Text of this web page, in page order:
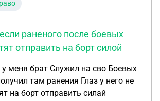
действия:** * Я
прав потребителей»**. * **П. 1
вправе при обнаружении
уплаченной суммы. * **П. 5
качества или экспертиза
**только в случае спора
раненого после боевых
отправить на борт силой
у меня брат Служил на сво Боевых
там ранения Глаз у него не
на борт отправить силай